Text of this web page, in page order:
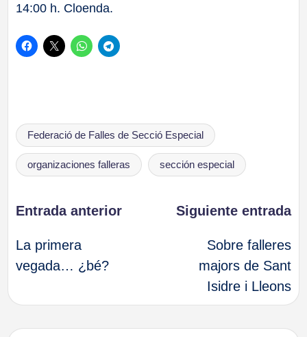
14:00 h. Cloenda.
Etiquetas:
Federació de Falles de Secció Especial
organizaciones falleras sección especial
Navegación
de
entradas
Entrada anterior
La primera
vegada… ¿bé?
Siguiente entrada
Sobre falleres
majors de Sant
Isidre i Lleons